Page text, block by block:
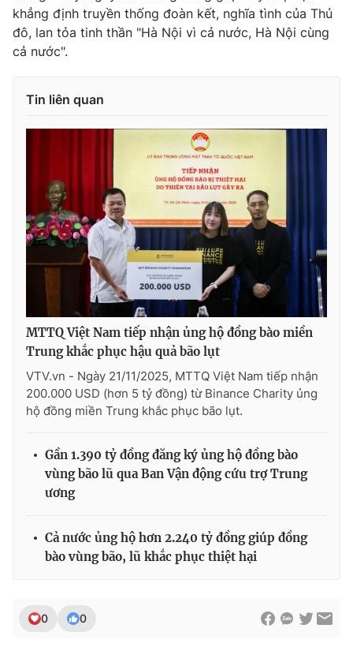
khẳng định truyền thống đoàn kết, nghĩa tình của Thủ
đô, lan tỏa tinh thần "Hà Nội vì cả nước, Hà Nội cùng
cả nước".
Tin liên quan
MTTQ Việt Nam tiếp nhận ủng hộ đồng bào miền
Trung khắc phục hậu quả bão lụt
VTV.vn - Ngày 21/11/2025, MTTQ Việt Nam tiếp nhận
200.000 USD (hơn 5 tỷ đồng) từ Binance Charity ủng
hộ đồng miền Trung khắc phục bão lụt.
Gần 1.390 tỷ đồng đăng ký ủng hộ đồng bào
vùng bão lũ qua Ban Vận động cứu trợ Trung
ương
Cả nước ủng hộ hơn 2.240 tỷ đồng giúp đồng
bào vùng bão, lũ khắc phục thiệt hại
0 0